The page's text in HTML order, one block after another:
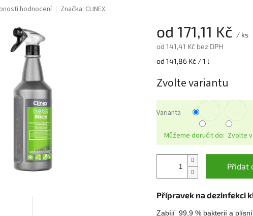
hodnocení Značka: CLINEX
od 171,11 Kč / ks
od 141,41 Kčbez DPH
Měrná
od 141,86 Kč / 1 l
Zvolte variantu
Varianta
Můžeme doručit do: Zvolte
Přidat
Přípravek na dezinfekci
Zabíjí  99,9 % bakterií a